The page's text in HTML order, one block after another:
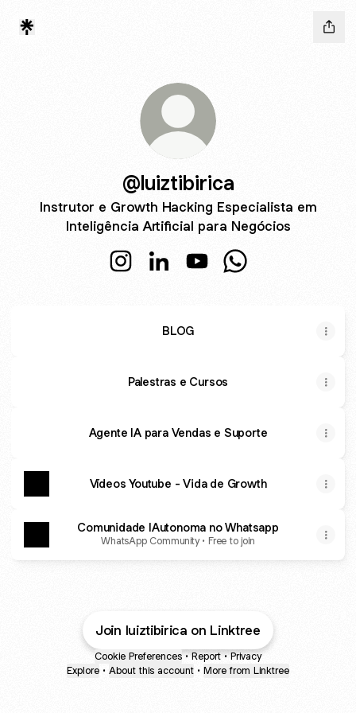
@luiztibirica
Instrutor e Growth Hacking Especialista em
Inteligência Artificial para Negócios
BLOG
Palestras e Cursos
Agente IA para Vendas e Suporte
Vídeos Youtube - Vida de Growth
Comunidade IAutonoma no Whatsapp
WhatsApp Community • Free to join
Join luiztibirica on Linktree
Cookie Preferences • Report • Privacy
Explore • About this account • More from Linktree